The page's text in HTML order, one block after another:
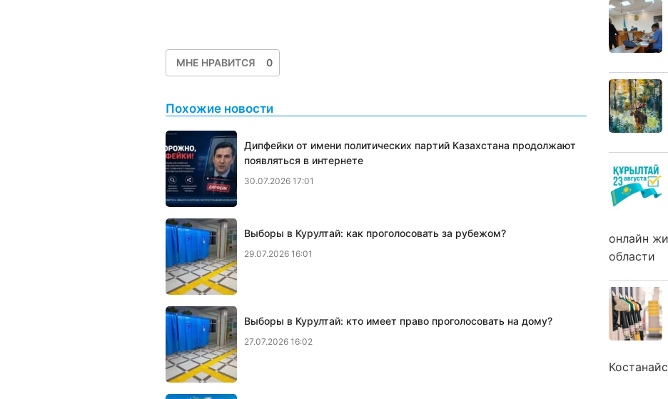
МНЕ НРАВИТСЯ 0
Похожие новости
Дипфейки от имени политических партий Казахстана продолжают
появляться в интернете
30.07.2026 17:01
Выборы в Курултай: как проголосовать за рубежом?
29.07.2026 16:01
Выборы в Курултай: кто имеет право проголосовать на дому?
27.07.2026 16:02
онлайн
области